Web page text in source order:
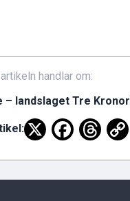
handlar om:
– landslaget Tre Kronor